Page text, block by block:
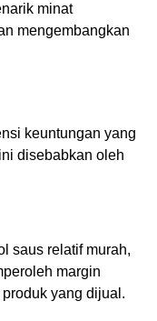
minat
mengembangkan
keuntungan yang
disebabkan oleh
saus relatif murah,
margin
yang dijual.